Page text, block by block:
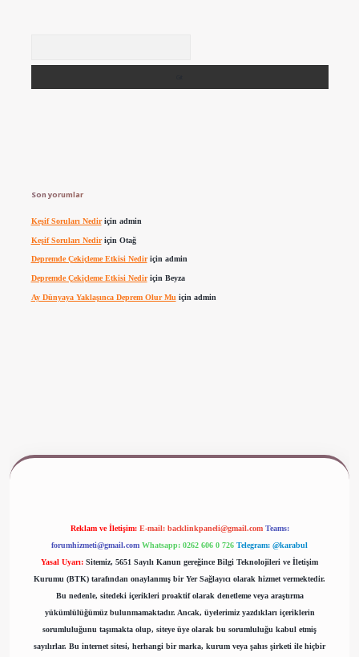
Son yorumlar
Keşif Soruları Nediriçin admin
Keşif Soruları Nediriçin Otağ
Depremde Çekiçleme Etkisi Nediriçin admin
Depremde Çekiçleme Etkisi Nediriçin Beyza
Ay Dünyaya Yaklaşınca Deprem Olur Mu için admin
Reklam ve İletişim: E-mail: backlinkpaneli@gmail.com Teams:
forumhizmeti@gmail.com Whatsapp: 0262 606 0 726 Telegram: @karabul
Yasal Uyarı: Sitemiz, 5651 Sayılı Kanun gereğince Bilgi Teknolojileri ve İletişim
Kurumu (BTK) tarafından onaylanmış bir Yer Sağlayıcı olarak hizmet vermektedir.
Bu nedenle, sitedeki içerikleri proaktif olarak denetleme veya araştırma
yükümlülüğümüz bulunmamaktadır. Ancak, üyelerimiz yazdıkları içeriklerin
sorumluluğunu taşımakta olup, siteye üye olarak bu sorumluluğu kabul etmiş
sayılırlar. Bu internet sitesi, herhangi bir marka, kurum veya şahıs şirketi ile hiçbir